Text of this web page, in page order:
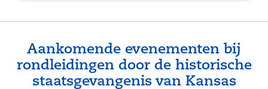
Aankomende evenementen bij
rondleidingen door de historische
staatsgevangenis van Kansas